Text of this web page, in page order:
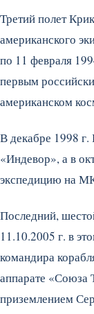
Третий полет
американского
по 11 февраля
первым
американском
В декабре 1998
«Индевор», а в
экспедицию на
Последний,
11.10.2005 г. в
командира
аппарате
приземлением